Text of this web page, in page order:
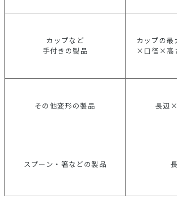
カップなど
手付きの製品
カップの最
×口径×高
その他変形の製品 長辺
スプーン・箸などの製品